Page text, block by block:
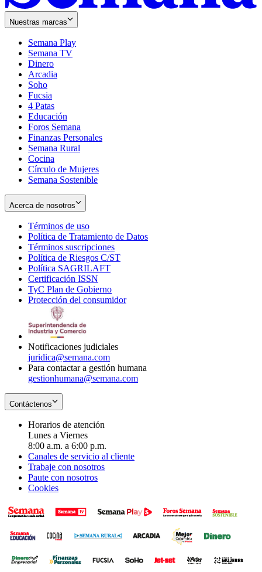
Nuestras marcas
Semana Play
Semana TV
Dinero
Arcadia
Soho
in
new
window
Fucsia
in
new
window
4 Patas
Educación
Foros Semana
Finanzas Personales
Semana Rural
Cocina
Círculo de Mujeres
Semana Sostenible
Acerca de nosotros
Términos de uso
in
new
window
Política de Tratamiento de Datos
Términos suscripciones
in
Política de Riesgos C/ST
Política SAGRILAFT
new
window
Certificación ISSN
in
new
TyC Plan de Gobierno
in
Protección del consumidorOpens
Notificaciones judiciales
juridica@semana.com
Para contactar a gestión humana
gestionhumana@semana.com
Contáctenos
Horarios de atención
Lunes a Viernes
8:00 a.m. a 6:00 p.m.
Canales de servicio al cliente
Trabaje con nosotros
Paute con nosotros
Cookies